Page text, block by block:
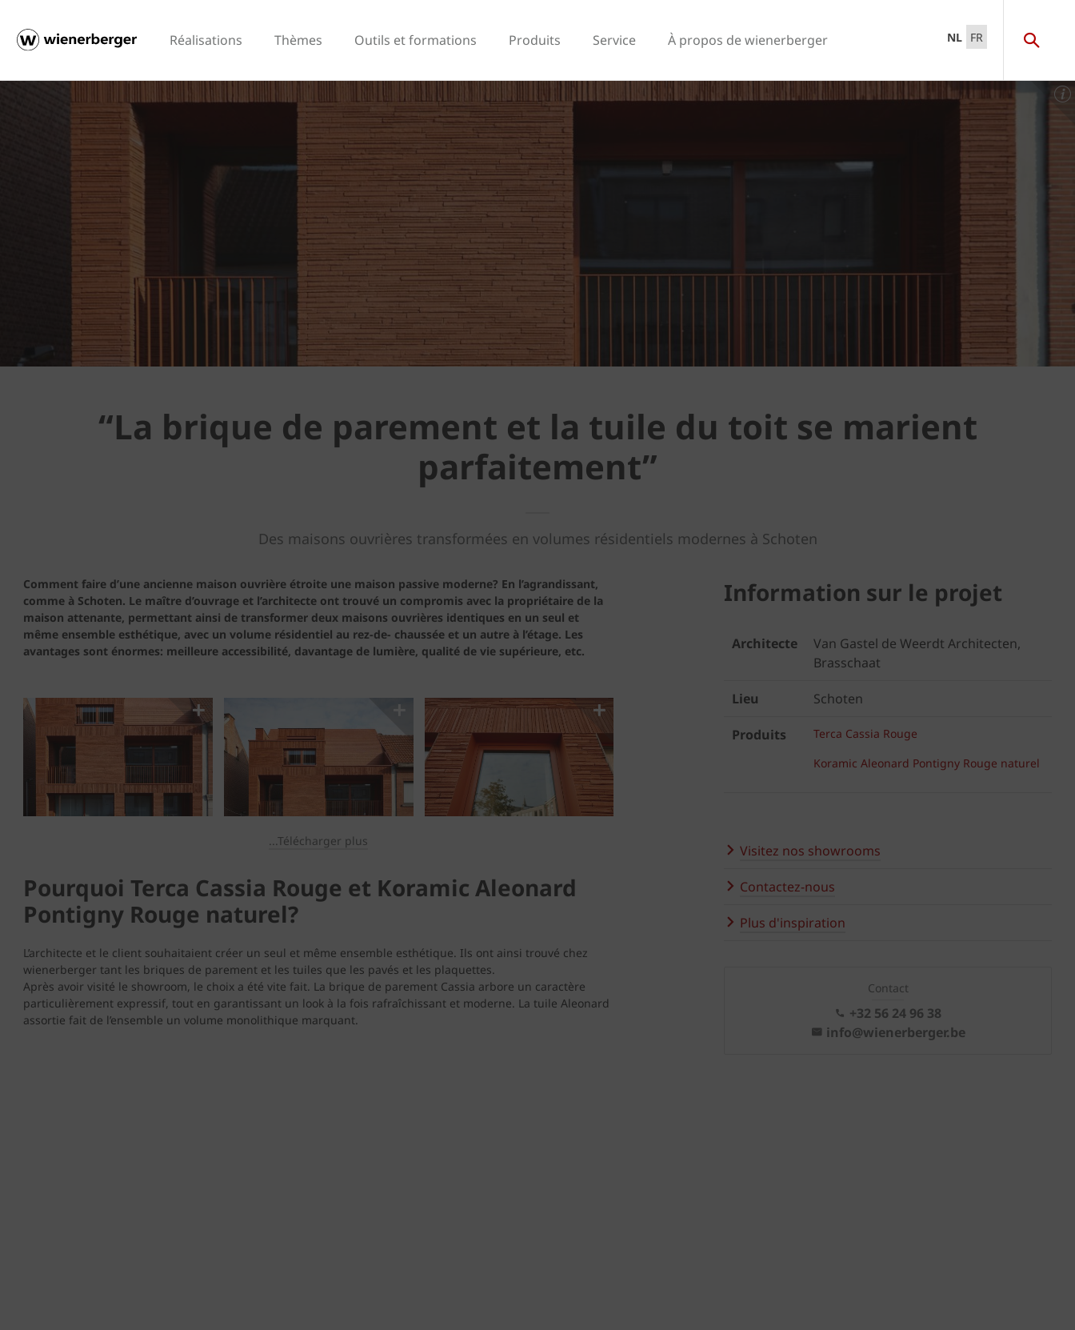
Réalisations Thèmes Outils et formations Produits Service À propos de wienerberger NL FR
“La brique de parement et la tuile du toit se marient
parfaitement”
Des maisons ouvrières transformées en volumes résidentiels modernes à Schoten
Comment faire d’une ancienne maison ouvrière étroite une maison passive moderne? En l’agrandissant,
comme à Schoten. Le maître d’ouvrage et l’architecte ont trouvé un compromis avec la propriétaire de la
maison attenante, permettant ainsi de transformer deux maisons ouvrières identiques en un seul et
même ensemble esthétique, avec un volume résidentiel au rez-de- chaussée et un autre à l’étage. Les
avantages sont énormes: meilleure accessibilité, davantage de lumière, qualité de vie supérieure, etc.
...Télécharger plus
Pourquoi Terca Cassia Rouge et Koramic Aleonard
Pontigny Rouge naturel?
L’architecte et le client souhaitaient créer un seul et même ensemble esthétique. Ils ont ainsi trouvé chez
wienerberger tant les briques de parement et les tuiles que les pavés et les plaquettes.
Après avoir visité le showroom, le choix a été vite fait. La brique de parement Cassia arbore un caractère
particulièrement expressif, tout en garantissant un look à la fois rafraîchissant et moderne. La tuile Aleonard
assortie fait de l’ensemble un volume monolithique marquant.
Information sur le projet
Architecte
Van Gastel de Weerdt Architecten,
Brasschaat
Lieu Schoten
Produits
Terca Cassia Rouge
Koramic Aleonard Pontigny Rouge naturel
Visitez nos showrooms
Contactez-nous
Plus d'inspiration
Contact
+32 56 24 96 38
info@wienerberger.be